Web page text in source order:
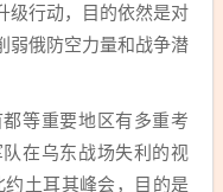
级行动，目的依然是对
弱俄防空力量和战争潜
等重要地区有多重考
在乌东战场失利的视
土耳其峰会，目的是